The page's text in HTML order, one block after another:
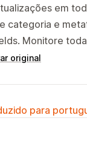
em
categoria e
Monitore
original
para